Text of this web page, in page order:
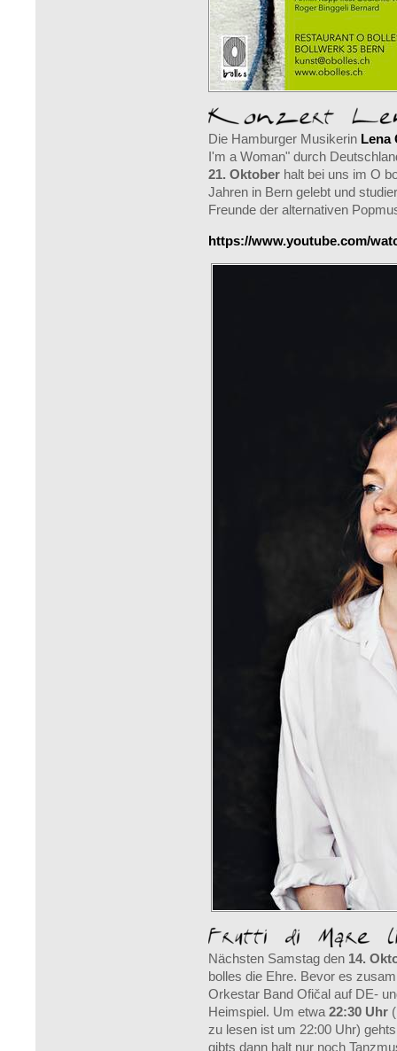
Die Hamburger Musikerin Lena
I'm a Woman" durch
21. Oktober halt bei uns im O
Jahren in Bern gelebt und
Freunde der alternativen
https://www.youtube.com/
Nächsten Samstag den 14.
bolles die Ehre. Bevor es
Orkestar Band Ofičal auf DE-
Heimspiel. Um etwa 22:30 Uhr
zu lesen ist um 22:00 Uhr)
gibts dann halt nur noch